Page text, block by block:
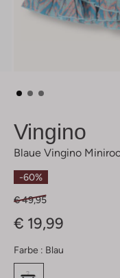
Vingino
Blaue Vingino
-60%
€ 49,95
€ 19,99
Farbe : Blau